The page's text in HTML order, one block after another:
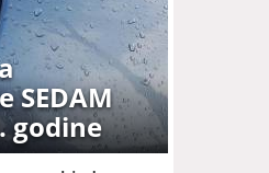
SEDAM
godine